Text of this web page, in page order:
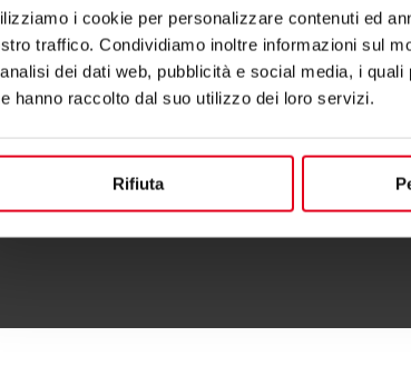
i cookie per personalizzare contenuti ed
traffico. Condividiamo inoltre informazioni sul
dei dati web, pubblicità e social media, i
hanno raccolto dal suo utilizzo dei loro servizi.
RifiutaFOGÕES A GÁS 10 + 10 KW